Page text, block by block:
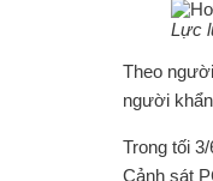
Lực
Theo
người
Trong tối
Cảnh sát